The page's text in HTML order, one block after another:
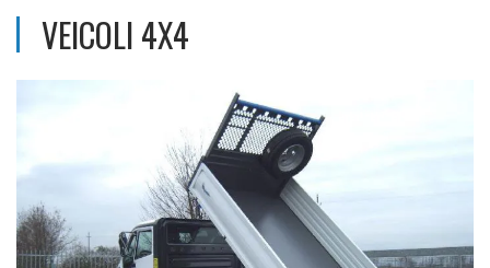
VEICOLI 4X4